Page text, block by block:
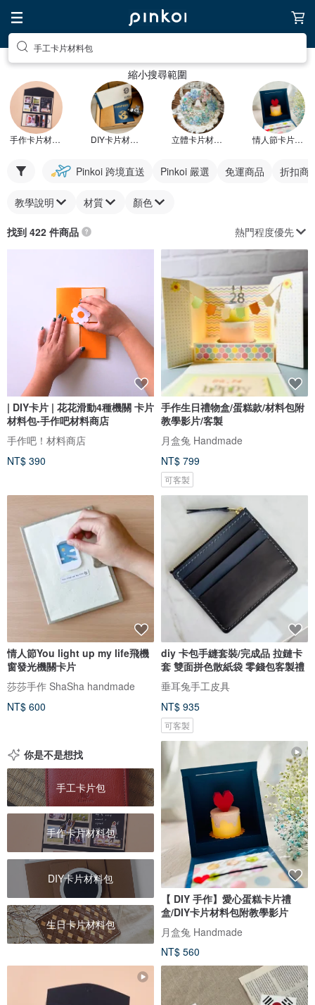
手工卡片材料包
縮小搜尋範圍
手作卡片材料包 DIY卡片材料包 立體卡片材料包 情人節卡片材料包
Pinkoi 跨境直送 Pinkoi 嚴選 免運商品 折扣商
教學說明 材質 顏色
找到 422 件商品 熱門程度優先
| DIY卡片 | 花花滑動4種機關 卡片
材料包-手作吧材料商店
手作吧！材料商店
NT$ 390
手作生日禮物盒/蛋糕款/材料包附
教學影片/客製
月盒兔 Handmade
NT$ 799
可客製
情人節You light up my life飛機
窗發光機關卡片
莎莎手作 ShaSha handmade
NT$ 600
diy 卡包手縫套裝/完成品 拉鏈卡
套 雙面拼色散紙袋 零錢包客製禮
垂耳兔手工皮具
NT$ 935
可客製
你是不是想找
手工卡片包
手作卡片材料包
DIY卡片材料包
生日卡片材料包
【 DIY 手作】愛心蛋糕卡片禮
盒/DIY卡片材料包附教學影片
月盒兔 Handmade
NT$ 560